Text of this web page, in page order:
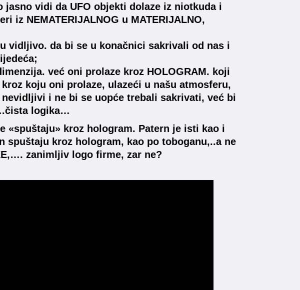
jasno vidi da UFO objekti dolaze iz niotkuda i
iz NEMATERIJALNOG u MATERIJALNO,
vidljivo. da bi se u konačnici sakrivali od nas i
već oni prolaze kroz HOLOGRAM. koji
koju oni prolaze, ulazeći u našu atmosferu,
i ne bi se uopće trebali sakrivati, već bi
logika…
«spuštaju» kroz hologram. Patern je isti kao i
spuštaju kroz hologram, kao po toboganu,..a ne
zanimljiv logo firme, zar ne?